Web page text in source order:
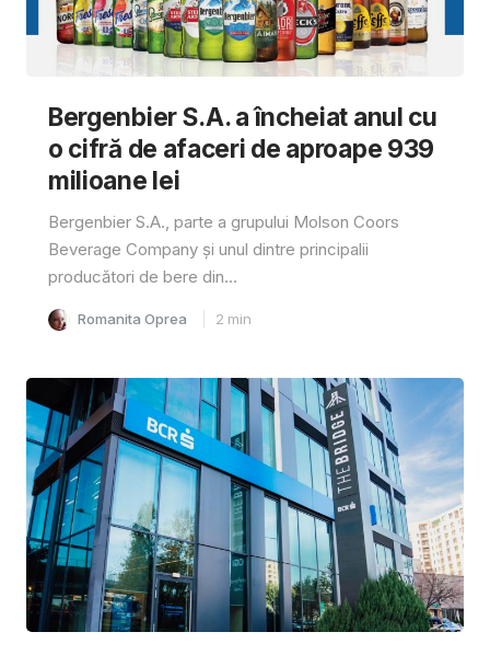
Bergenbier S.A. a încheiat anul cu
o cifră de afaceri de aproape 939
milioane lei
Bergenbier S.A., parte a grupului Molson Coors
Beverage Company și unul dintre principalii
producători de bere din...
Romanita Oprea 2 min